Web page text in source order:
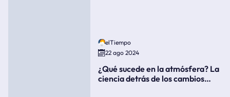
elTiempo
22 ago 2024
¿Qué sucede en la atmósfera? La
ciencia detrás de los cambios